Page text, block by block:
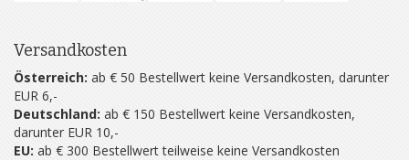
Versandkosten
Österreich: ab € 50 Bestellwert keine Versandkosten, darunter
EUR 6,-
Deutschland: ab € 150 Bestellwert keine Versandkosten,
darunter EUR 10,-
EU: ab € 300 Bestellwert teilweise keine Versandkosten